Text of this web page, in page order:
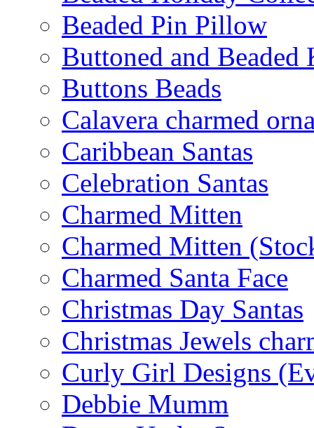
Beaded Pin Pillow
Buttoned and Beaded
Buttons Beads
Calavera charmed
Caribbean Santas
Celebration Santas
Charmed Mitten
Charmed Mitten
Charmed Santa Face
Christmas Day Santas
Christmas Jewels
Curly Girl Designs
Debbie Mumm